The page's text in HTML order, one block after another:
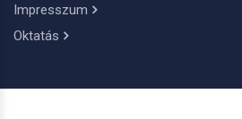
Impresszum
Oktatás